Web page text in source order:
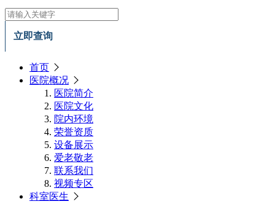
立即查询
首页
医院概况
医院简介
医院文化
院内环境
荣誉资质
设备展示
爱老敬老
联系我们
视频专区
科室医生